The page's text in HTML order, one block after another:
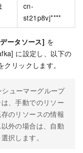
cn-
st21p8vj****
ータソース] を
に設定し、以下の
クリックします。
シューマーグループ
、手動でのリソー
のリソースの情報
外の場合は、自動
択します。